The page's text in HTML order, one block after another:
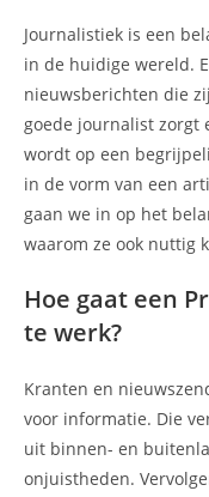
Journalistiek is een
in de huidige wereld.
nieuwsberichten die
goede journalist zorgt
wordt op een
in de vorm van een
gaan we in op het
waarom ze ook nuttig
Hoe gaat een
te werk?
Kranten en
voor informatie. Die
uit binnen- en
onjuistheden.